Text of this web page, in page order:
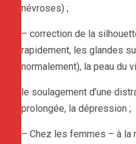
névroses) ;
– correction de la
rapidement, les glandes
normalement), la peau du
le soulagement d’une
prolongée, la dépression ;
– Chez les femmes – à la